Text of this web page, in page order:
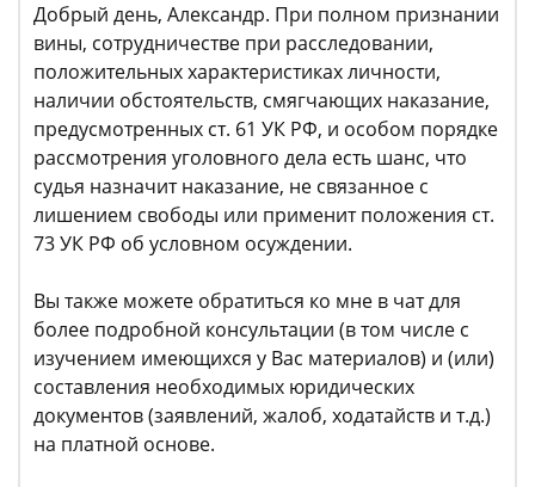
Добрый день, Александр. При полном признании
вины, сотрудничестве при расследовании,
положительных характеристиках личности,
наличии обстоятельств, смягчающих наказание,
предусмотренных ст. 61 УК РФ, и особом порядке
рассмотрения уголовного дела есть шанс, что
судья назначит наказание, не связанное с
лишением свободы или применит положения ст.
73 УК РФ об условном осуждении.
Вы также можете обратиться ко мне в чат для
более подробной консультации (в том числе с
изучением имеющихся у Вас материалов) и (или)
составления необходимых юридических
документов (заявлений, жалоб, ходатайств и т.д.)
на платной основе.